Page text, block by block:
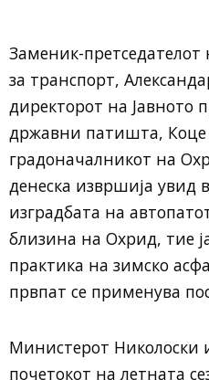
Заменик-
за транспорт,
директорот на Јавното
државни патишта, Коце
градоначалникот на
денеска извршија увид
изградбата на
близина на Охрид, тие
практика на зимско
првпат се применува
Министерот Николоски
почетокот на летната